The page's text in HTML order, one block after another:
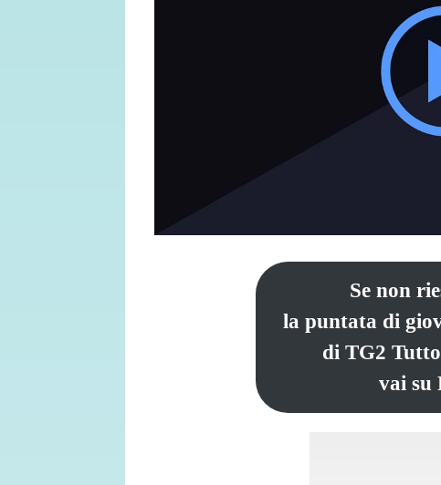
Se non
la puntata di
di TG2
vai su